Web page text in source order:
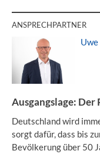
ANSPRECHPARTNER
Uwe
Ausgangslage: Der
Deutschland wird
sorgt dafür, dass bis
Bevölkerung über 50